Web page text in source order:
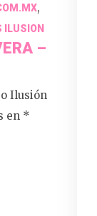
,
ILUSION
–
Ilusión
en *